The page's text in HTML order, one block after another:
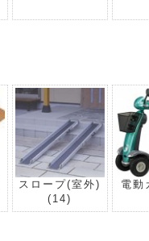
スロープ(室外)
(14)
電動